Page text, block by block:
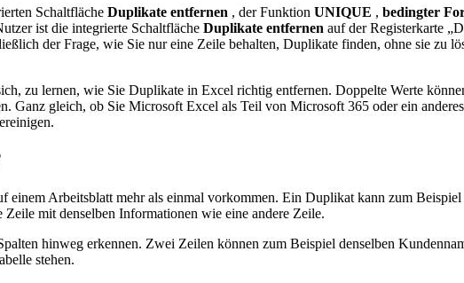
Schaltfläche Duplikate entfernen , der Funktion UNIQUE , bedingter
ist die integrierte Schaltfläche Duplikate entfernen auf der Registerkarte
der Frage, wie Sie nur eine Zeile behalten, Duplikate finden, ohne sie zu
zu lernen, wie Sie Duplikate in Excel richtig entfernen. Doppelte Werte
Ganz gleich, ob Sie Microsoft Excel als Teil von Microsoft 365 oder ein
einem Arbeitsblatt mehr als einmal vorkommen. Ein Duplikat kann zum
mit denselben Informationen wie eine andere Zeile.
hinweg erkennen. Zwei Zeilen können zum Beispiel denselben
stehen.